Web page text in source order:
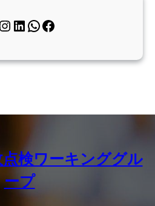
Instagram LinkedIn WhatsApp Facebook
検ワーキンググル
ープ